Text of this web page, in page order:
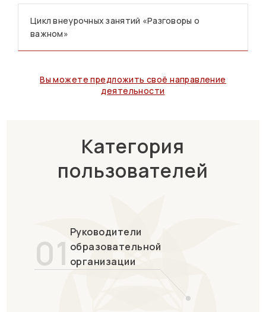
Цикл внеурочных занятий «Разговоры о
важном»
Вы можете предложить своё направление
деятельности
Категория
пользователей
01 Руководители
образовательной
организации